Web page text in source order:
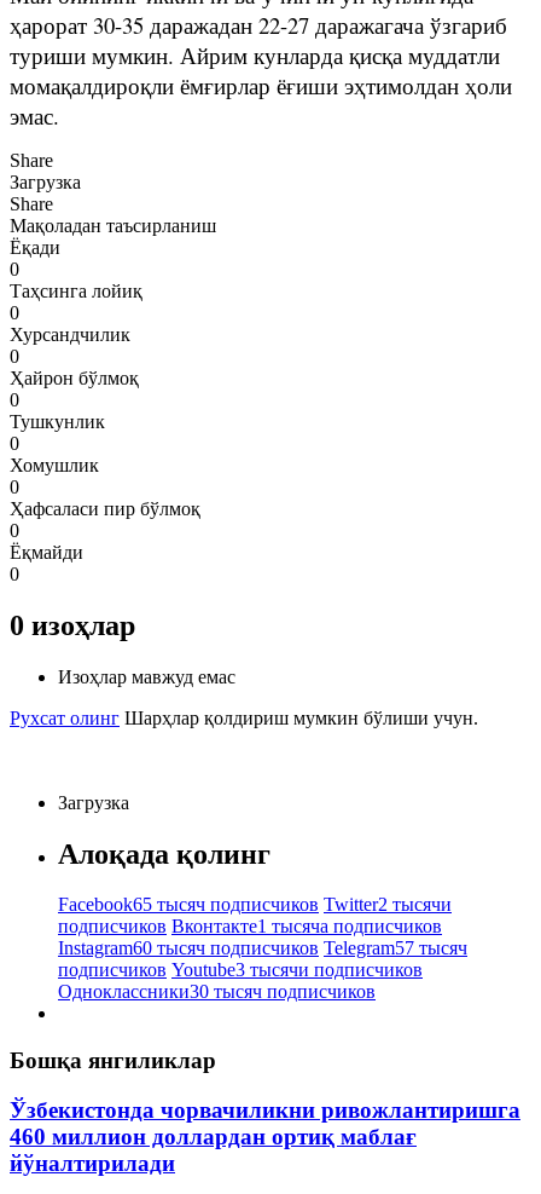
ҳарорат 30-35 даражадан 22-27 даражагача ўзгариб
туриши мумкин. Айрим кунларда қисқа муддатли
момақалдироқли ёмғирлар ёғиши эҳтимолдан ҳоли
эмас.
Share
Загрузка
Share
Мақоладан таъсирланиш
Ёқади
0
Таҳсинга лойиқ
0
Хурсандчилик
0
Ҳайрон бўлмоқ
0
Тушкунлик
0
Хомушлик
0
Ҳафсаласи пир бўлмоқ
0
Ёқмайди
0
0 изоҳлар
Изоҳлар мавжуд емас
Рухсат олинг Шарҳлар қолдириш мумкин бўлиши учун.
Загрузка
Алоқада қолинг
Facebook65 тысяч подписчиков Twitter2 тысячи
подписчиков Вконтакте1 тысяча подписчиков
Instagram60 тысяч подписчиков Telegram57 тысяч
подписчиков Youtube3 тысячи подписчиков
Одноклассники30 тысяч подписчиков
Бошқа янгиликлар
Ўзбекистонда чорвачиликни ривожлантиришга
460 миллион доллардан ортиқ маблағ
йўналтирилади